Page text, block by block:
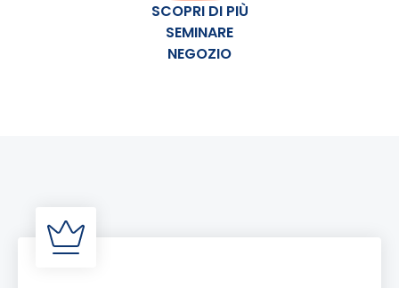
SCOPRI DI PIÙ
SEMINARE
NEGOZIO